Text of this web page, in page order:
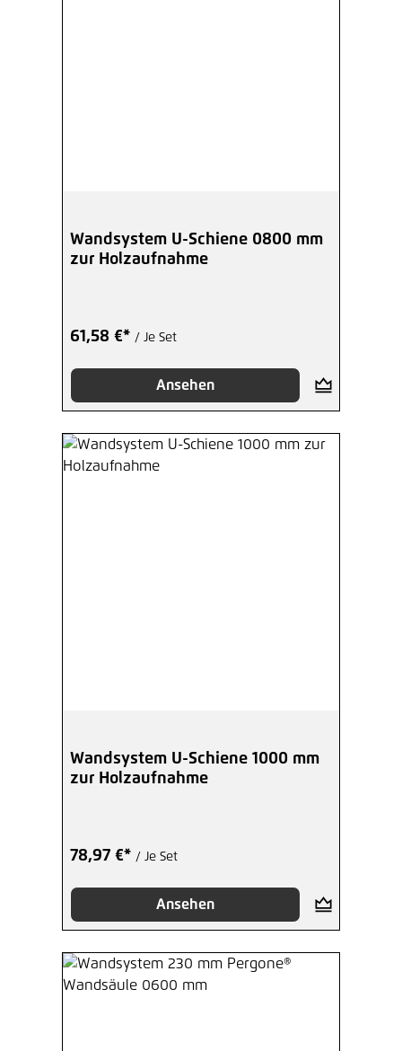
Wandsystem U-Schiene 0800 mm
zur Holzaufnahme
61,58 €* / Je Set
Ansehen
Wandsystem U-Schiene 1000 mm
zur Holzaufnahme
78,97 €* / Je Set
Ansehen